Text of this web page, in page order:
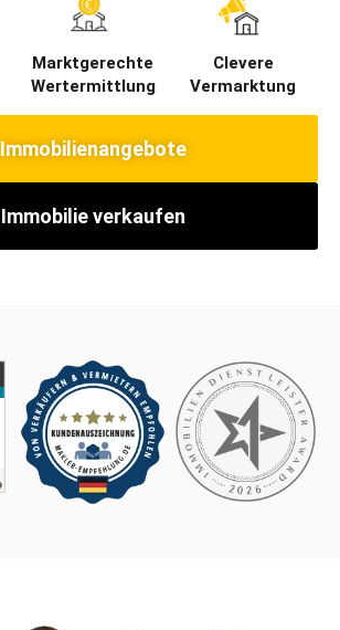
Marktgerechte
Wertermittlung​
Clevere
Vermarktung
Immobilienangebote
Immobilie verkaufen